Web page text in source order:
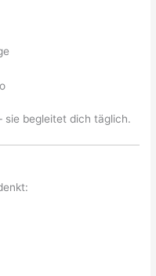
sie begleitet dich täglich.